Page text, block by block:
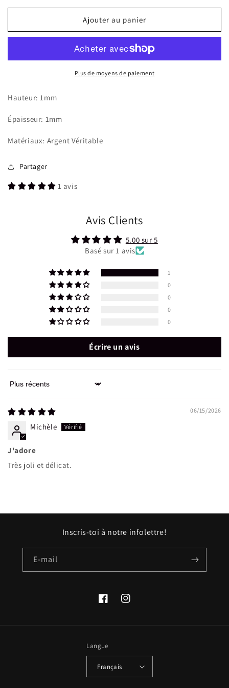
quantité
Bague
quantité
Bague
torsadée
Ajouter au panier
Plus de moyens de paiement
Hauteur: 1mm
Épaisseur: 1mm
Matériaux: Argent Véritable
Partager
1 avis
Avis Clients
5.00 sur 5
Basé sur 1 avis
1
0
0
0
0
Écrire un avis
Sort by
06/15/2026
Michèle
J'adore
Très joli et délicat.
Inscris-toi à notre infolettre!
E-mail
FacebookInstagram
Langue
Français